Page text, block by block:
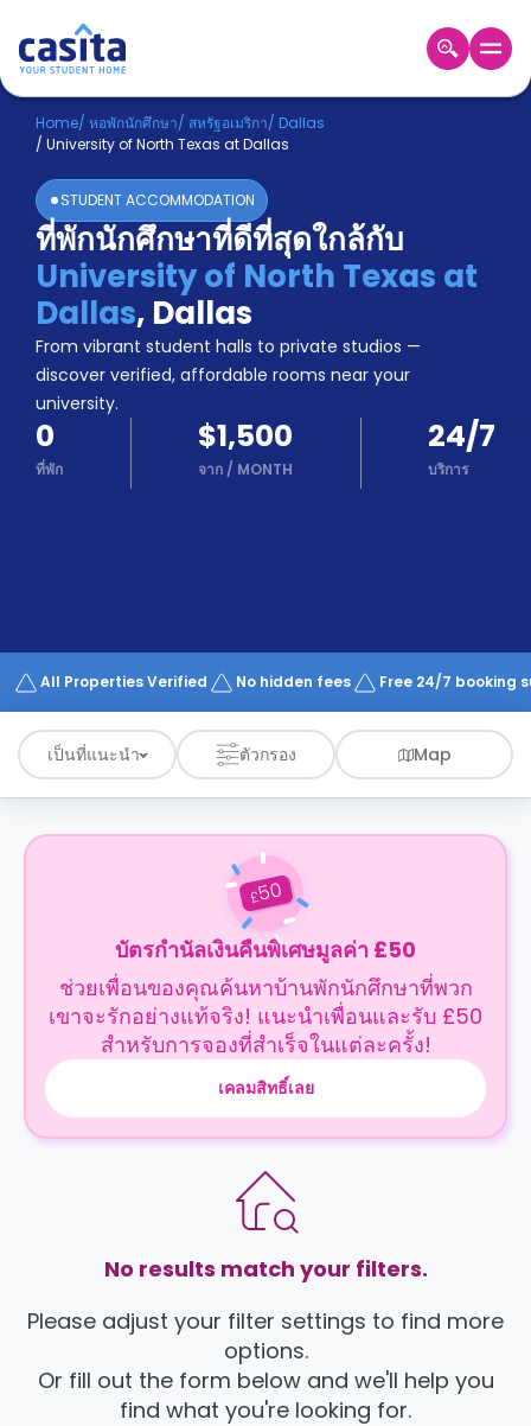
Home TH USD
เข้าสู่
ระบบ
Booking
Accommodation
About
us
Blog
Refer
And
Earn
Become
A
Partner
Help
Works
Home/ หอพักนักศึกษา/ สหรัฐอเมริกา/ Dallas
/ University of North Texas at Dallas
STUDENT ACCOMMODATION
ที่พักนักศึกษาที่ดีที่สุดใกล้กับ
University of North Texas at
Dallas, Dallas
From vibrant student halls to private studios —
discover verified, affordable rooms near your
university.
0
ที่พัก
$1,500
จาก / MONTH
24/7
บริการ
All Properties Verified No hidden fees Free 24/7 booking
เป็นที่แนะนำ ตัวกรอง Map
£50
บัตรกำนัลเงินคืนพิเศษมูลค่า £50
ช่วยเพื่อนของคุณค้นหาบ้านพักนักศึกษาที่พวก
เขาจะรักอย่างแท้จริง! แนะนำเพื่อนและรับ £50
สำหรับการจองที่สำเร็จในแต่ละครั้ง!
เคลมสิทธิ์เลย
No results match your filters.
Please adjust your filter settings to find more
options.
Or fill out the form below and we'll help you
find what you're looking for.